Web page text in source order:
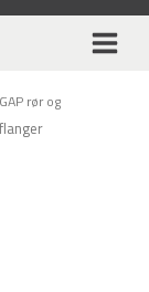
GAP rør og